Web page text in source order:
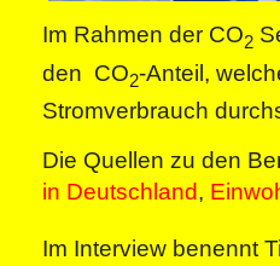
Im Rahmen der CO2
den CO2-Anteil,
Stromverbrauch
Die Quellen zu den
in Deutschland,
Im Interview benennt